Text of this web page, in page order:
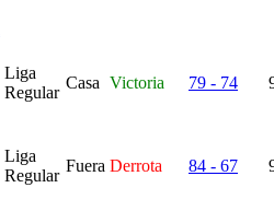
Liga
Regular
Casa Victoria 79 - 74
Liga
Regular
Fuera Derrota 84 - 67